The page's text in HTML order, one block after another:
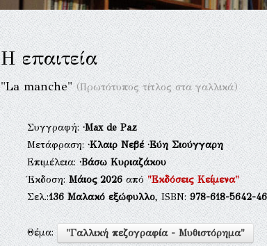
Η επαιτεία
"La manche"(Πρωτότυπος τίτλος στα γαλλικά)
Συγγραφή:·Max de Paz
Μετάφραση:·Κλαιρ Νεβέ·Εύη Σιούγγαρη
Επιμέλεια:·Βάσω Κυριαζάκου
Έκδοση:Μάιος 2026από"Εκδόσεις Κείμενα"
Σελ.:136 Μαλακό εξώφυλλο, ISBN:978-618-5642-
Θέμα: "Γαλλική πεζογραφία - Μυθιστόρημα"